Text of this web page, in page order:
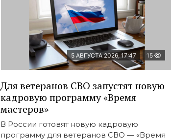
5 АВГУСТА 2026, 17:47 15
Для ветеранов СВО запустят новую
кадровую программу «Время
мастеров»
В России готовят новую кадровую
программу для ветеранов СВО — «Время